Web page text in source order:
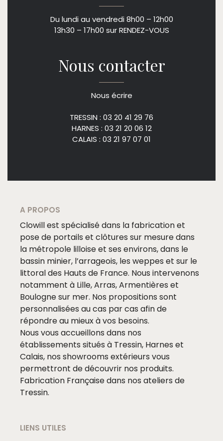
Du lundi au vendredi 8h00 – 12h00
13h30 – 17h00 sur RENDEZ-VOUS
Nous contacter
Nous écrire
TRESSIN : 03 20 41 29 76
HARNES : 03 21 20 06 12
CALAIS : 03 21 97 07 01
A PROPOS
Clowill est spécialisé dans la fabrication et
pose de portails et clôtures sur mesure dans
la métropole lilloise et ses environs, dans le
bassin minier, l’arrageois, les weppes et sur le
littoral des Hauts de France. Nous intervenons
notamment à Lille, Arras, Armentières et
Boulogne sur mer. Nos propositions sont
personnalisées au cas par cas afin de
répondre au mieux à vos besoins.
Nous vous accueillons dans nos
établissements situés à Tressin, Harnes et
Calais, nos showrooms extérieurs vous
permettront de découvrir nos produits.
Fabrication Française dans nos ateliers de
Tressin.
LIENS UTILES